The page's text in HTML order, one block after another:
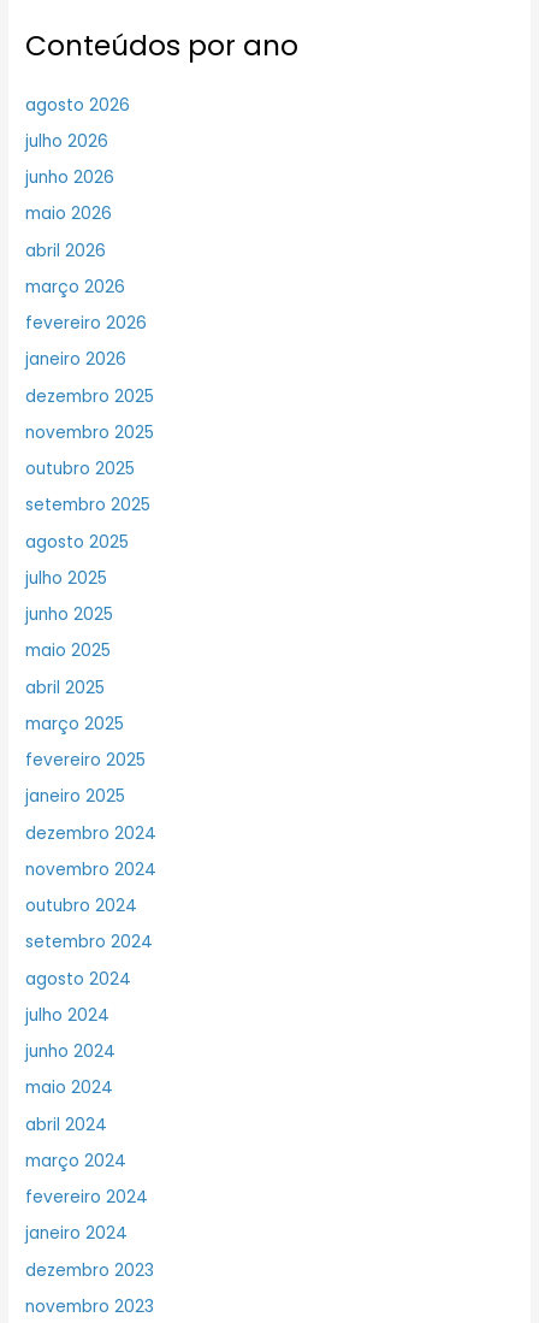
Conteúdos por ano
agosto 2026
julho 2026
junho 2026
maio 2026
abril 2026
março 2026
fevereiro 2026
janeiro 2026
dezembro 2025
novembro 2025
outubro 2025
setembro 2025
agosto 2025
julho 2025
junho 2025
maio 2025
abril 2025
março 2025
fevereiro 2025
janeiro 2025
dezembro 2024
novembro 2024
outubro 2024
setembro 2024
agosto 2024
julho 2024
junho 2024
maio 2024
abril 2024
março 2024
fevereiro 2024
janeiro 2024
dezembro 2023
novembro 2023